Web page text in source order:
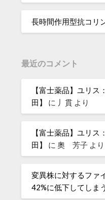
長時間作用型抗コリ
最近のコメント
【富士薬品】ユリ
田】
に 丿貫 より
【富士薬品】ユリ
田】
に奧 芳子 より
変異株に対するファ
42%に低下してしまう